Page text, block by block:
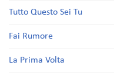
Tutto Questo Sei Tu
Fai Rumore
La Prima Volta